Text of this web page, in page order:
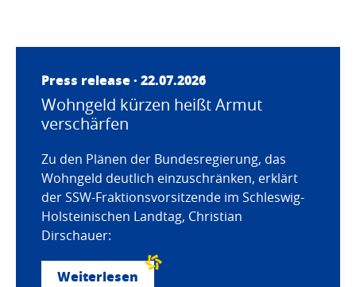
Press release · 22.07.2026
Wohngeld kürzen heißt Armut
verschärfen
Zu den Plänen der Bundesregierung, das
Wohngeld deutlich einzuschränken, erklärt
der SSW-Fraktionsvorsitzende im Schleswig-
Holsteinischen Landtag, Christian
Dirschauer:
Weiterlesen